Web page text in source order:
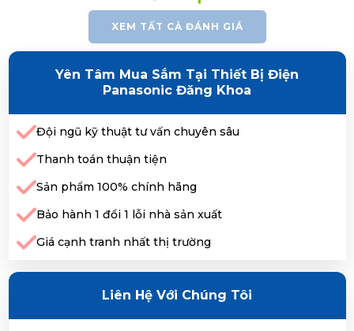
XEM TẤT CẢ ĐÁNH GIÁ
Yên Tâm Mua Sắm Tại Thiết Bị Điện
Panasonic Đăng Khoa
Đội ngũ kỹ thuật tư vấn chuyên sâu
Thanh toán thuận tiện
Sản phẩm 100% chính hãng
Bảo hành 1 đổi 1 lỗi nhà sản xuất
Giá cạnh tranh nhất thị trường
Liên Hệ Với Chúng Tôi